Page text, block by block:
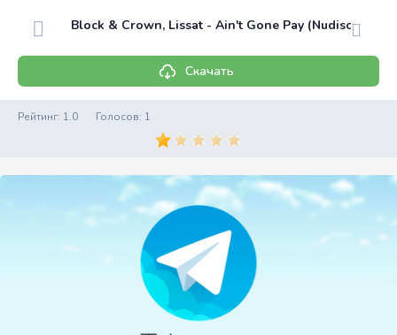
Block & Crown, Lissat - Ain't Gone Pay (Nudisco Mix)
Скачать
Рейтинг: 1.0 Голосов: 1